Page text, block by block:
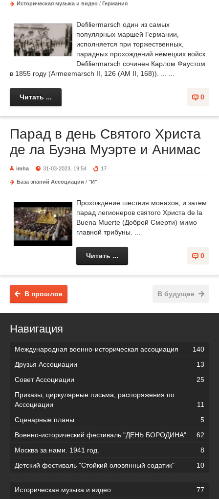
Историческая музыка и видео / Германия
Defiliermarsch один из самых
популярных маршей Германии,
исполняется при торжественных,
парадных прохождений немецких войск.
Defiliermarsch сочинен Карлом Фаустом
в 1855 году (Armeemarsch II, 126 (AM II, 168)). ... ...
0
Читать ...
Парад в день Святого Христа
де ла Буэна Муэрте и Анимас
imha 31-03-2023, 19:54 17
База знаний Ассоциации / "И"
Прохождение шествия монахов, и затем
парад легионеров святого Христа de la
Buena Muerte (Доброй Смерти) мимо
главной трибуны. ...
0
Читать ...
В будущее
В прошлое
Навигация
Международная военно-историческая ассоциация
140
Друзья Ассоциации
13
Совет Ассоциации
25
Приказы, циркулярные письма, распоряжения по
Ассоциации
11
Сценарные планы
5
Военно-исторический фестиваль "ДЕНЬ БОРОДИНА"
62
Москва за нами. 1941 год.
8
Детский фестиваль "Стойкий оловянный содатик"
10
Историческая музыка и видео 77